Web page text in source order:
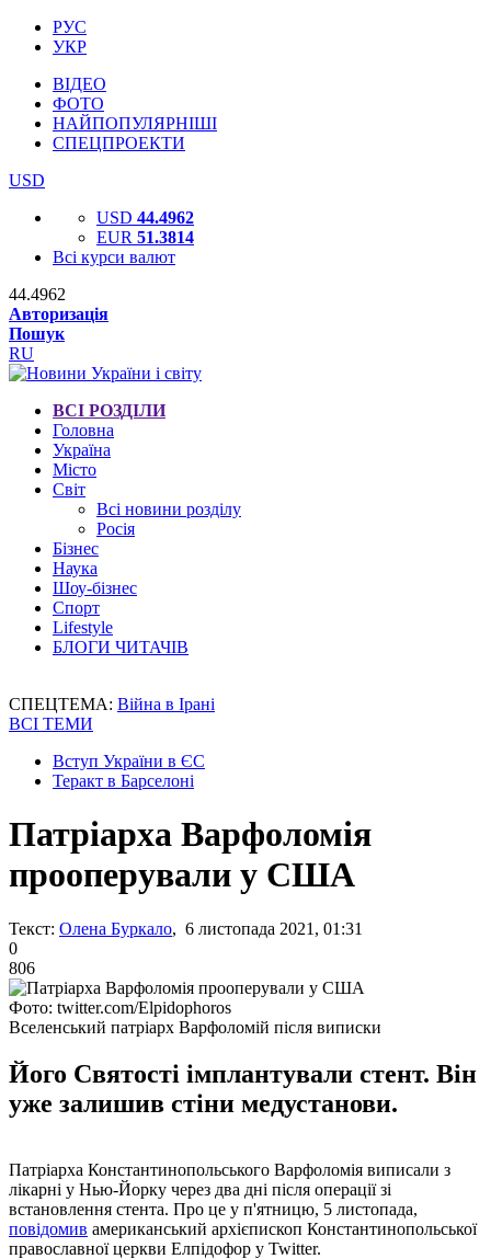
РУС
УКР
ВІДЕО
ФОТО
НАЙПОПУЛЯРНІШІ
СПЕЦПРОЕКТИ
USD
USD 44.4962
EUR 51.3814
Всі курси валют
44.4962
Авторизація
Пошук
RU
ВСІ РОЗДІЛИ
Головна
Україна
Місто
Світ
Всі новини розділу
Росія
Бізнес
Наука
Шоу-бізнес
Спорт
Lifestyle
БЛОГИ ЧИТАЧІВ
СПЕЦТЕМА: Війна в Ірані
ВСІ ТЕМИ
Вступ України в ЄС
Теракт в Барселоні
Патріарха Варфоломія
прооперували у США
Текст: Олена Буркало, 6 листопада 2021, 01:31
0
806
Фото: twitter.com/Elpidophoros
Вселенський патріарх Варфоломій після виписки
Його Святості імплантували стент. Він
уже залишив стіни медустанови.
Патріарха Константинопольського Варфоломія виписали з
лікарні у Нью-Йорку через два дні після операції зі
встановлення стента. Про це у п'ятницю, 5 листопада,
повідомив американський архієпископ Константинопольської
православної церкви Елпідофор у Twitter.